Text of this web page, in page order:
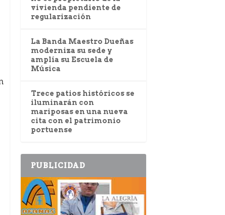
vivienda pendiente de
regularización
La Banda Maestro Dueñas
moderniza su sede y
amplía su Escuela de
Música
Trece patios históricos se
iluminarán con
mariposas en una nueva
cita con el patrimonio
portuense
PUBLICIDAD